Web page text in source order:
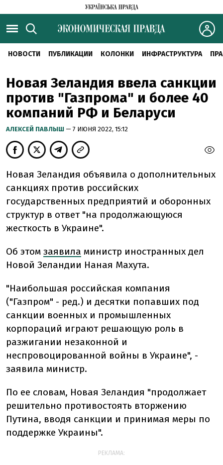
НОВОСТИ ПУБЛИКАЦИИ КОЛОНКИ ИНФРАСТРУКТУРА
Новая Зеландия ввела санкции
против "Газпрома" и более 40
компаний РФ и Беларуси
АЛЕКСЕЙ ПАВЛЫШ — 7 ИЮНЯ 2022, 15:12
Новая Зеландия объявила о дополнительных
санкциях против российских
государственных предприятий и оборонных
структур в ответ "на продолжающуюся
жесткость в Украине".
Об этом заявила министр иностранных дел
Новой Зеландии Наная Махута.
"Наибольшая российская компания
("Газпром" - ред.) и десятки попавших под
санкции военных и промышленных
корпораций играют решающую роль в
разжигании незаконной и
неспровоцированной войны в Украине", -
заявила министр.
По ее словам, Новая Зеландия "продолжает
решительно противостоять вторжению
Путина, вводя санкции и принимая меры по
поддержке Украины".
РЕКЛАМА: